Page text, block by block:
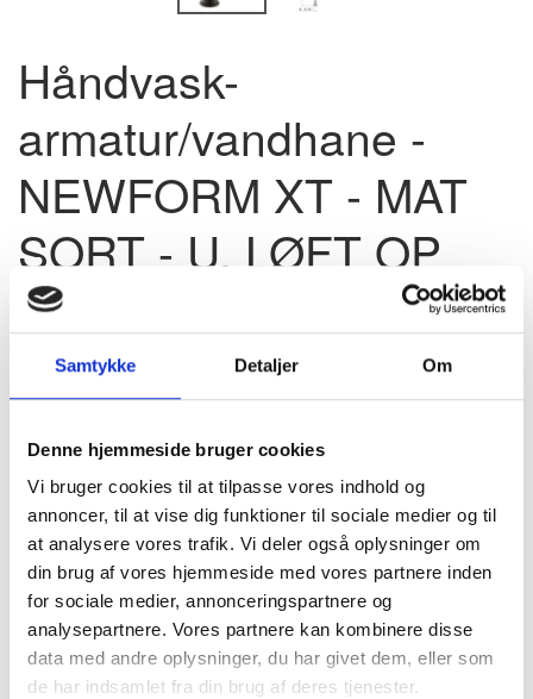
Samtykke Detaljer Om
Denne hjemmeside bruger cookies
Vi bruger cookies til at tilpasse vores indhold og
annoncer, til at vise dig funktioner til sociale medier og til
at analysere vores trafik. Vi deler også oplysninger om
din brug af vores hjemmeside med vores partnere inden
for sociale medier, annonceringspartnere og
analysepartnere. Vores partnere kan kombinere disse
data med andre oplysninger, du har givet dem, eller som
de har indsamlet fra din brug af deres tjenester.
Håndvask-
armatur/vandhane -
NEWFORM XT - MAT
SORT - U. LØFT OP
BUNDVENTIL
2.349,00 u/Moms
Pris - DKK
Model/varenr.: 420801093
På lager
Flot matsort vandhane / håndvaskarmatur. Virkelig stilrent
design og høj kvalitet.
MERE PRODUKTINFO - KLIK HER